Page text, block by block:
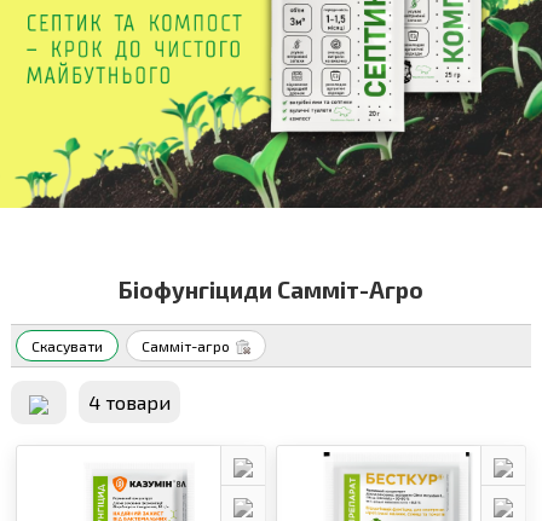
Біофунгіциди Самміт-Агро
Скасувати Самміт-агро
4 товари